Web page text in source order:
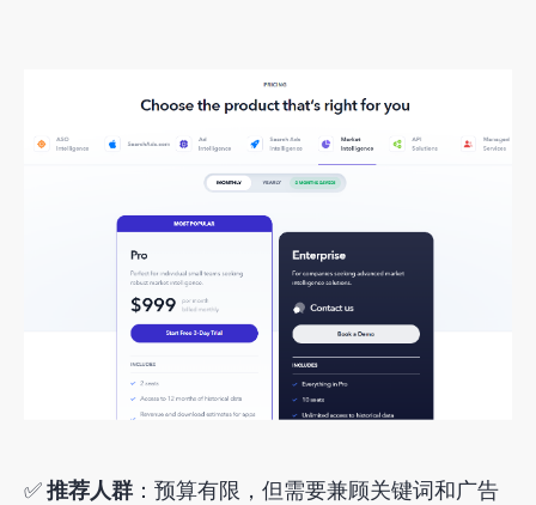
✅推荐人群 ：预算有限，但需要兼顾关键词和广告